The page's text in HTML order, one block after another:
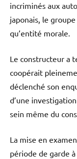
incriminés aux
japonais, le
qu’entité morale.
Le constructeur a
coopérait
déclenché son
d’une
sein même du
La mise en
période de garde